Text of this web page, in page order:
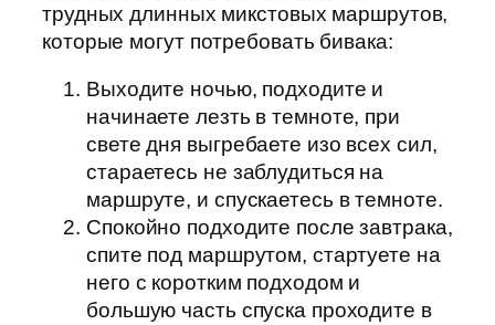
трудных длинных микстовых маршрутов,
которые могут потребовать бивака:
Выходите ночью, подходите и
начинаете лезть в темноте, при
свете дня выгребаете изо всех сил,
стараетесь не заблудиться на
маршруте, и спускаетесь в темноте.
Спокойно подходите после завтрака,
спите под маршрутом, стартуете на
него с коротким подходом и
большую часть спуска проходите в